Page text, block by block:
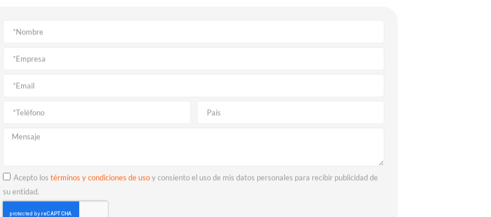
Acepto los términos y condiciones de usoy consiento el uso de mis datos personales para recibir publicidad de
su entidad.